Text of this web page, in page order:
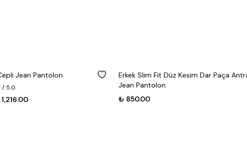
Düz Kesim Dar Paça Antrasit
Erkek Siyah Slim Straight Likralı Jean
Pantolon
₺ 1,150.00